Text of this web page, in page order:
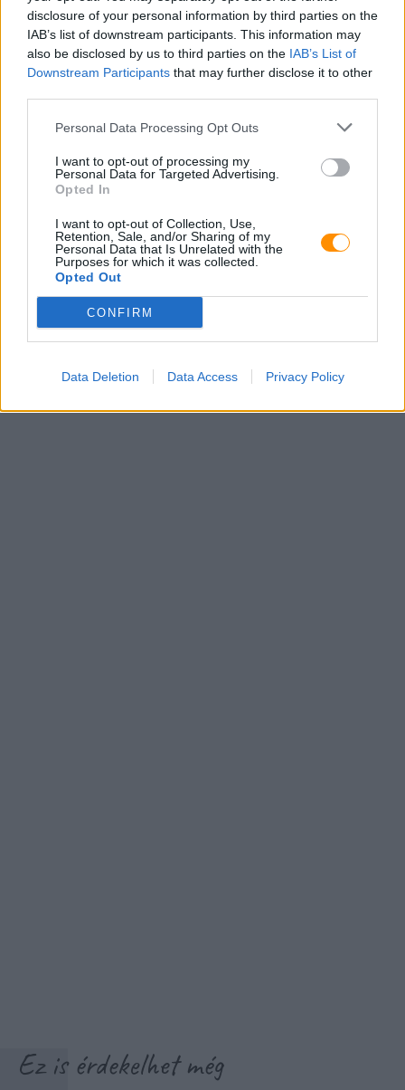
disclosure of your personal information by third parties on the
IAB’s list of downstream participants. This information may
also be disclosed by us to third parties on the IAB’s List of
Downstream Participants that may further disclose it to other
Personal Data Processing Opt Outs
I want to opt-out of processing my
Personal Data for Targeted Advertising.
Opted In
I want to opt-out of Collection, Use,
Retention, Sale, and/or Sharing of my
Personal Data that Is Unrelated with the
Purposes for which it was collected.
Opted Out
CONFIRM
Data Deletion Data Access Privacy Policy
E-mail:
Ez is érdekelhet még